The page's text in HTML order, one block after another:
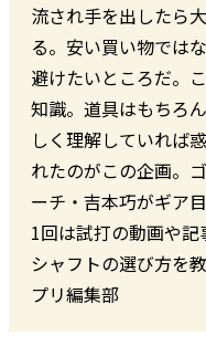
流され手を出したら
る。安い買い物では
避けたいところだ。
知識。道具はもちろ
しく理解していれば
れたのがこの企画。
ーチ・吉本巧がギア
1回は試打の動画や
シャフトの選び方を
プリ編集部